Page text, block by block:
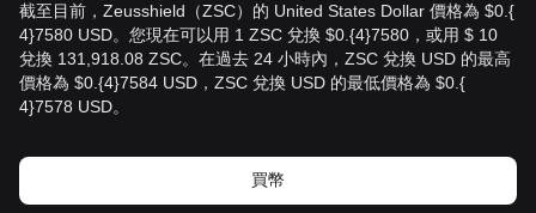
截至目前，Zeusshield（ZSC）的 United States Dollar 價格為 $0.{​
4}7580 USD。您現在可以用 1 ZSC 兌換 $0.{​4}7580，或用 $ 10
兌換 131,918.08 ZSC。在過去 24 小時內，ZSC 兌換 USD 的最高
價格為 $0.{​4}7584 USD，ZSC 兌換 USD 的最低價格為 $0.{​
4}7578 USD。
買幣